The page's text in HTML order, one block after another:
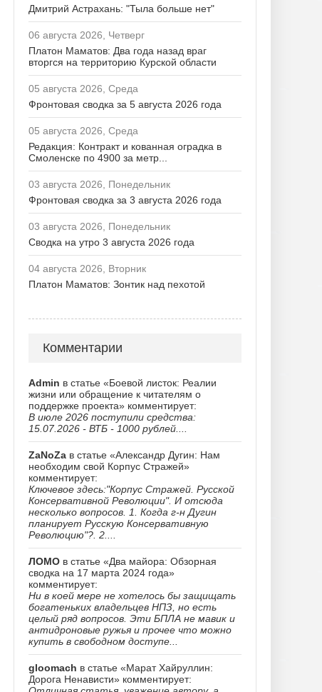
Дмитрий Астрахань: "Тыла больше нет"
06 августа 2026, Четверг
Платон Маматов: Два года назад враг
вторгся на территорию Курской области
05 августа 2026, Среда
Фронтовая сводка за 5 августа 2026 года
05 августа 2026, Среда
Редакция: Контракт и кованная оградка в
Смоленске по 4900 за метр...
03 августа 2026, Понедельник
Фронтовая сводка за 3 августа 2026 года
03 августа 2026, Понедельник
Сводка на утро 3 августа 2026 года
04 августа 2026, Вторник
Платон Маматов: Зонтик над пехотой
Комментарии
Admin в статье «Боевой листок: Реалии
жизни или обращение к читателям о
поддержке проекта» комментирует:
В июле 2026 поступили средства:
15.07.2026 - ВТБ - 1000 рублей....
ZaNoZa в статье «Александр Дугин: Нам
необходим свой Корпус Стражей»
комментирует:
Ключевое здесь:"Корпус Стражей. Русской
Консервативной Революции". И отсюда
несколько вопросов. 1. Когда г-н Дугин
планирует Русскую Консервативную
Революцию"?. 2....
ЛОМО в статье «Два майора: Обзорная
сводка на 17 марта 2024 года»
комментирует:
Ни в коей мере не хотелось бы защищать
богатеньких владельцев НПЗ, но есть
целый ряд вопросов. Эти БПЛА не мавик и
антидроновые ружья и прочее что можно
купить в свободном доступе...
gloomach в статье «Марат Хайруллин:
Дорога Ненависти» комментирует: